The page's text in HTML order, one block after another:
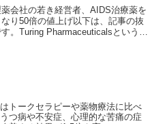
会社の若き経営者、AIDS治療薬を
なり50倍の値上げ以下は、記事の抜
。Turing Pharmaceuticalsという製
トークセラピーや薬物療法に比べ
つ病や不安症、心理的な苦痛の症